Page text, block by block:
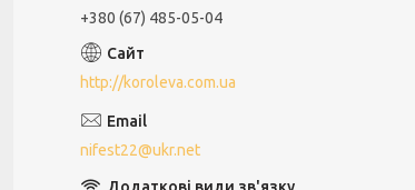
+380 (67) 485-05-04
http://koroleva.com.ua
nifest22@ukr.net